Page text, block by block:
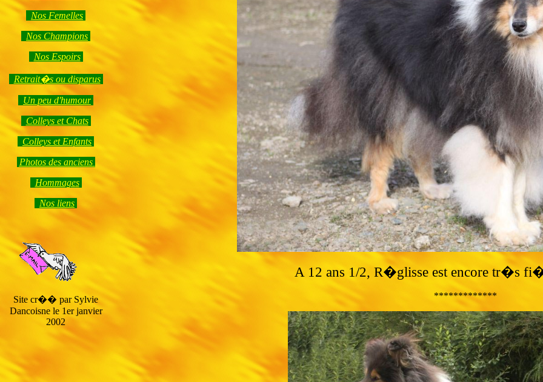
Nos Femelles
Nos Champions
Nos Espoirs
Retrait�s ou disparus
Un peu d'humour
Colleys et Chats
Colleys et Enfants
Photos des anciens
Hommages
Nos liens
Site cr�� par Sylvie
Dancoisne le 1er janvier
2002
A 12 ans 1/2, R�glisse est encore tr�s
*************